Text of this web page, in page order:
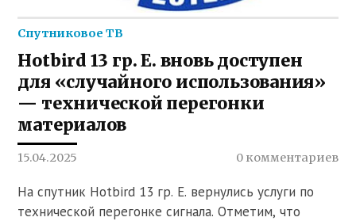
Спутниковое ТВ
Hotbird 13 гр. E. вновь доступен
для «случайного использования»
— технической перегонки
материалов
15.04.2025 0 комментариев
На спутник Hotbird 13 гр. E. вернулись услуги по
технической перегонке сигнала. Отметим, что